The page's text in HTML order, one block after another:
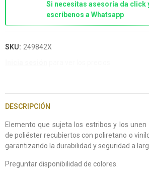
Si necesitas asesoría da click
escríbenos a Whatsapp
SKU: 249842X
DESCRIPCIÓN
Elemento que sujeta los estribos y los
de poliéster recubiertos con poliretano o
garantizando la durabilidad y seguridad a
Preguntar disponibilidad de colores.